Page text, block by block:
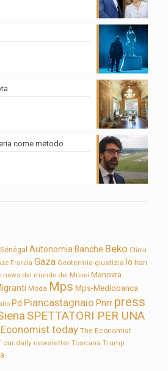
come metodo
Autonomia Banche Beko Clima
Francia Gaza Geotermia giustizia Io Iran
news dal mondo dei Musei Manovra
Moda Mps Mps-Mediobanca
Pd Piancastagnaio Pnrr press
SPETTATORI PER UNA
today The Economist
our daily newsletter Toscana Trump